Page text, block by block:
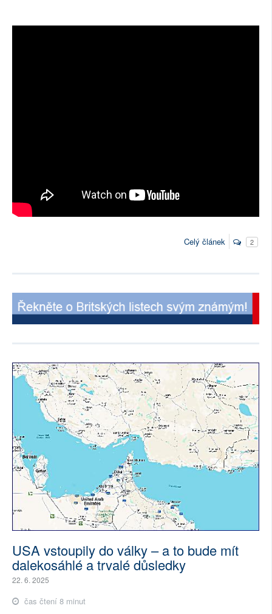
Celý článek 2
USA vstoupily do války – a to bude mít
dalekosáhlé a trvalé důsledky
22. 6. 2025
čas čtení 8 minut